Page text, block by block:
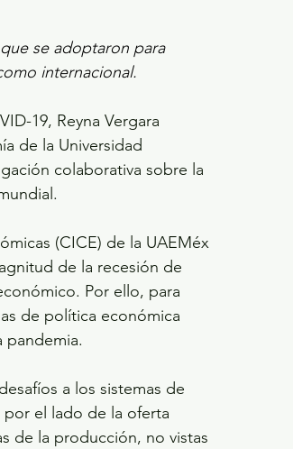
se adoptaron para
internacional.
19, Reyna Vergara
de la Universidad
colaborativa sobre la
(CICE) de la UAEMéx
de la recesión de
Por ello, para
de política económica
pandemia.
a los sistemas de
el lado de la oferta
de la producción, no vistas